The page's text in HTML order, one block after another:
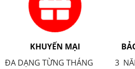
KHUYẾN MẠI
ĐA DẠNG TỪNG THÁNG
3